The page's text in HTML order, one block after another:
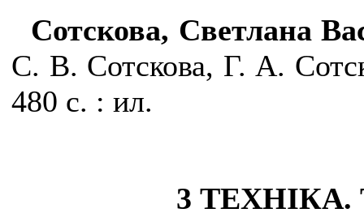
Сотскова, Светлана
С. В. Сотскова, Г. А.
480 с. : ил.
3